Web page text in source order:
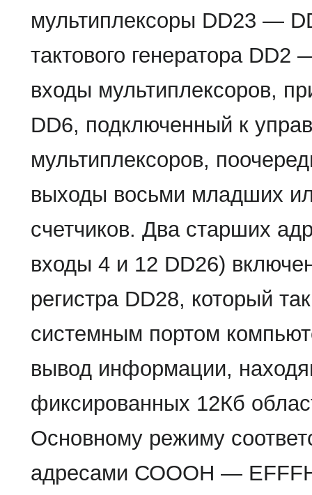
мультиплексоры DD23 —
тактового генератора
входы мультиплексоров,
DD6, подключенный к
мультиплексоров,
выходы восьми младших
счетчиков. Два старших
входы 4 и 12 DD26)
регистра DD28, который
системным портом
вывод информации,
фиксированных 12Кб
Основному режиму
адресами СОООН —